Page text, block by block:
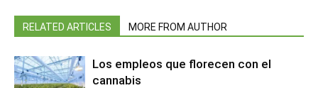
RELATED ARTICLES MORE FROM AUTHOR
Los empleos que florecen con el
cannabis